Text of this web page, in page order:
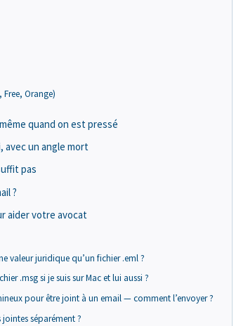
Orange)
quand on est pressé
avec un angle mort
pas
?
aider votre avocat
valeur juridique qu’un fichier .eml ?
.msg si je suis sur Mac et lui aussi ?
pour être joint à un email — comment l’envoyer ?
séparément ?